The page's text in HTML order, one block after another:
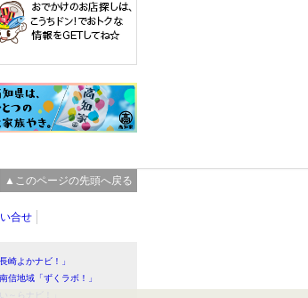
▲このページの先頭へ戻る
合せ
崎よかナビ！」
信地域「ずくラボ！」